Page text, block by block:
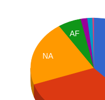
AF
NA